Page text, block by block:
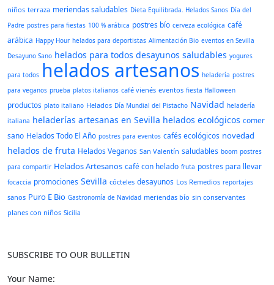
niños terraza meriendas saludables Dieta Equilibrada. Helados Sanos Día del
Padre postres para fiestas 100 % arábica postres bío cerveza ecológica café
arábica Happy Hour helados para deportistas Alimentación Bio eventos en Sevilla
Desayuno Sano helados para todos desayunos saludables yogures
para todos helados artesanos heladería postres
para veganos prueba platos italianos café vienés eventos fiesta Halloween
productos plato italiano Helados Día Mundial del Pistacho Navidad heladería
italiana heladerías artesanas en Sevilla helados ecológicos comer
sano Helados Todo El Año postres para eventos cafés ecológicos novedad
helados de fruta Helados Veganos San Valentín saludables boom postres
para compartir Helados Artesanos café con helado fruta postres para llevar
focaccia promociones Sevilla cócteles desayunos Los Remedios reportajes
sanos Puro E Bio Gastronomía de Navidad meriendas bío sin conservantes
planes con niños Sicilia
SUBSCRIBE TO OUR BULLETIN
Your Name: